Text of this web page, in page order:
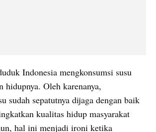
Indonesia mengkonsumsi susu
hidupnya. Oleh karenanya,
sudah sepatutnya dijaga dengan baik
kualitas hidup masyarakat
hal ini menjadi ironi ketika